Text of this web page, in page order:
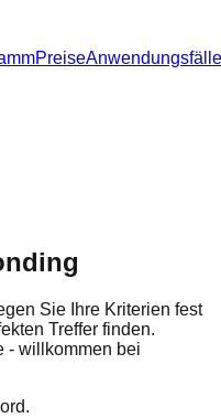
PreiseAnwendungsfälle
Sie Ihre Kriterien fest
Treffer finden.
- willkommen bei